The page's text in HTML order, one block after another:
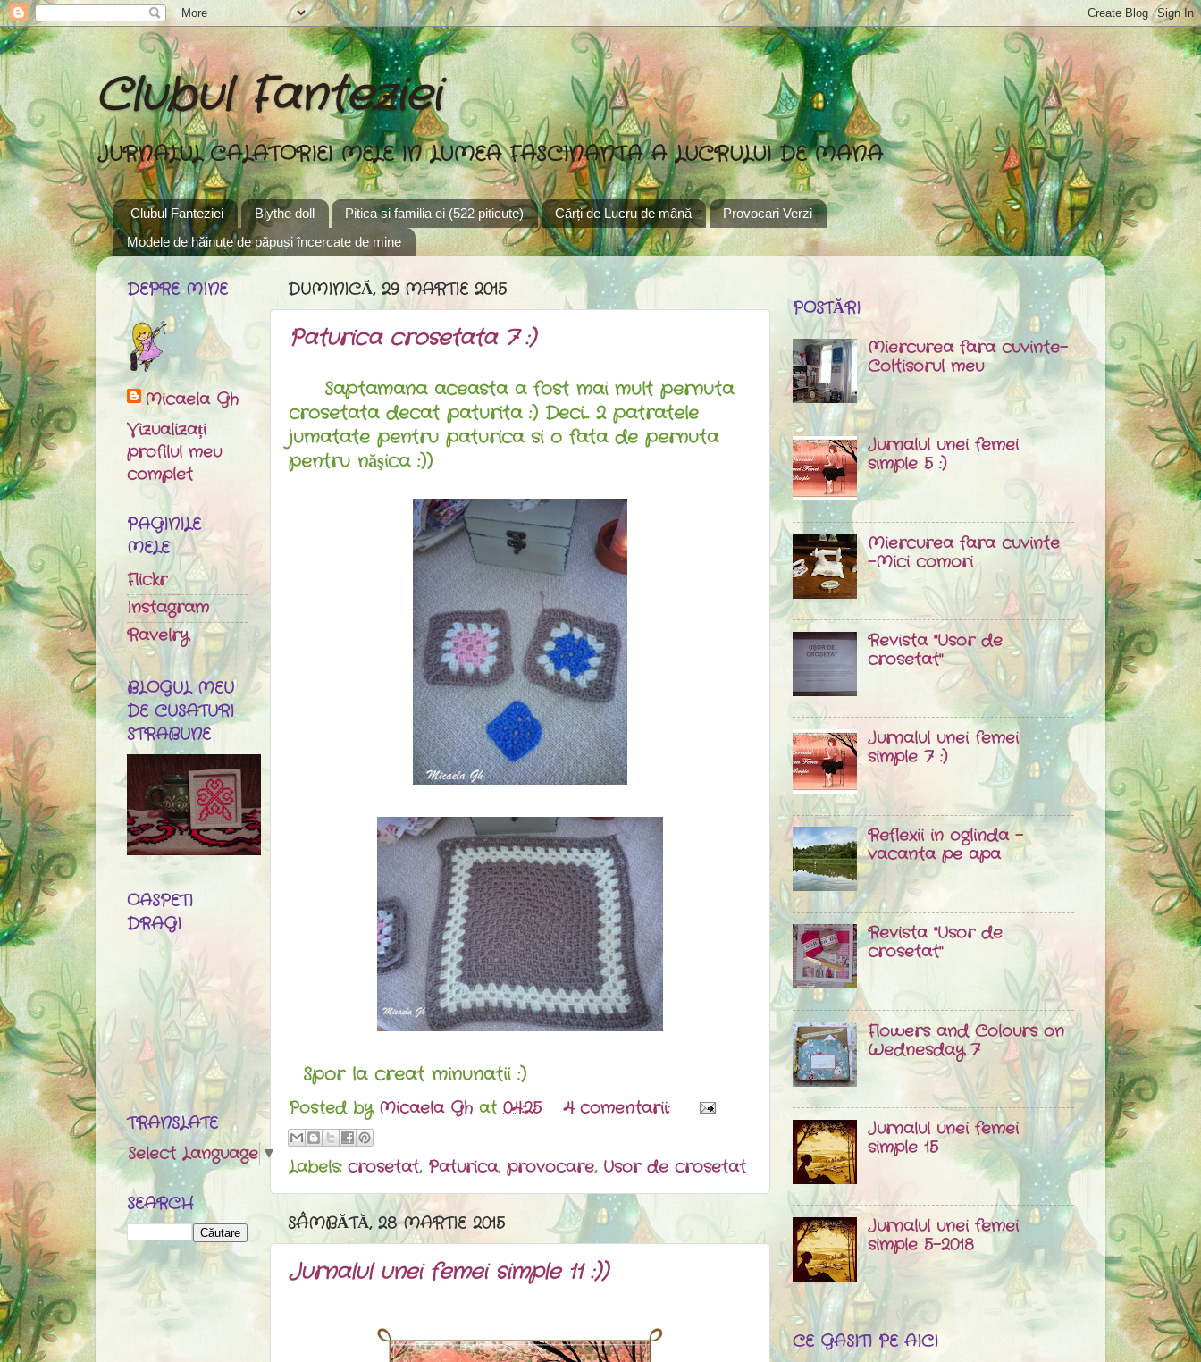
Clubul Fanteziei
JURNALUL CALATORIEI MELE IN LUMEA FASCINANTA A LUCRULUI DE MANA
Clubul Fanteziei Blythe doll Pitica si familia ei (522 piticute) Cărți de Lucru de mână
Provocari Verzi
Modele de hăinuțe de păpuși încercate de mine
DUMINICĂ, 29 MARTIE 2015
Paturica crosetata 7 :)
Saptamana aceasta a fost mai mult pernuta
crosetata decat paturita :) Deci... 2 patratele
jumatate pentru paturica si o fata de pernuta
pentru năşica :))
Spor la creat minunatii :)
Posted byMicaela Gh at 04:25 4 comentarii:
Labels: crosetat, Paturica, provocare, Usor de crosetat
SÂMBĂTĂ, 28 MARTIE 2015
Jurnalul unei femei simple 11 :))
DEPRE MINE
Micaela Gh
Vizualizați
profilul meu
complet
PAGINILE
MELE
Flickr
Instagram
Ravelry
BLOGUL MEU
DE CUSATURI
STRABUNE
OASPETI
DRAGI
TRANSLATE
Select Language▼
SEARCH
POSTĂRI
Miercurea fara cuvinte-
Coltisorul meu
Jurnalul unei femei
simple 5 :)
Miercurea fara cuvinte
-Mici comori
Revista "Usor de
crosetat"
Jurnalul unei femei
simple 7 :)
Reflexii in oglinda -
vacanta pe apa
Revista "Usor de
crosetat"
Flowers and Colours on
Wednesday 7
Jurnalul unei femei
simple 15
Jurnalul unei femei
simple 5-2018
CE GASITI PE AICI